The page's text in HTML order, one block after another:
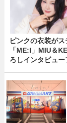
ピンクの衣装がス
「ME:I」MIU＆
ろしインタビュー